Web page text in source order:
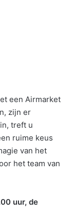
een Airmarket
zijn er
treft u
ruime keus
van het
het team van
uur, de